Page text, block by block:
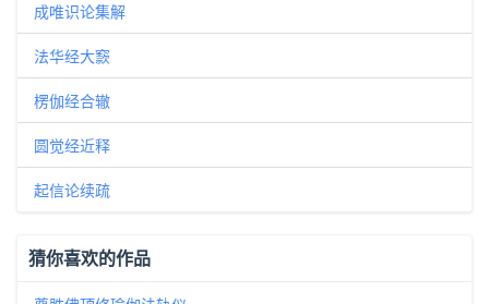
成唯识论集解
法华经大窾
楞伽经合辙
圆觉经近释
起信论续疏
猜你喜欢的作品